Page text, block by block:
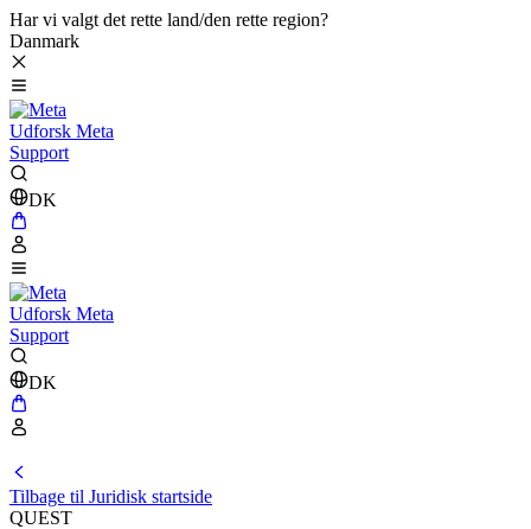
Har vi valgt det rette land/den rette region?
Danmark
Udforsk Meta
Support
DK
Udforsk Meta
Support
DK
Tilbage til Juridisk startside
QUEST